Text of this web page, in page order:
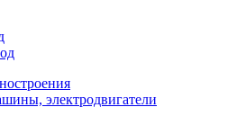
электродвигатели